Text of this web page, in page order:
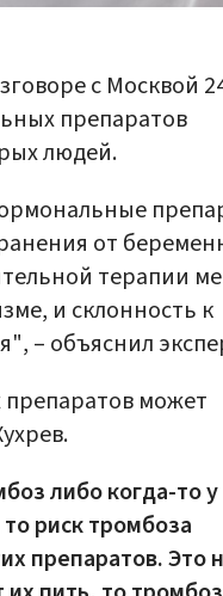
с Москвой
препаратов
людей.
от
терапии
и склонность к
– объяснил
может
либо когда-то у
риск тромбоза
препаратов. Это